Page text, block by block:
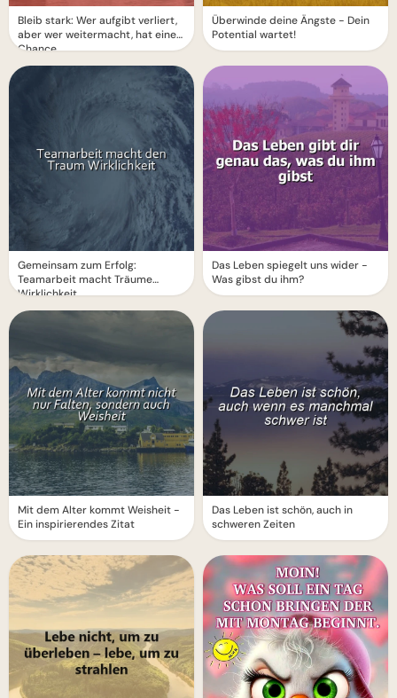
Bleib stark: Wer aufgibt verliert,
aber wer weitermacht, hat eine
Chance
Gemeinsam zum Erfolg:
Teamarbeit macht Träume
Wirklichkeit
Mit dem Alter kommt Weisheit -
Ein inspirierendes Zitat
Überwinde deine Ängste - Dein
Potential wartet!
Das Leben spiegelt uns wider -
Was gibst du ihm?
Das Leben ist schön, auch in
schweren Zeiten